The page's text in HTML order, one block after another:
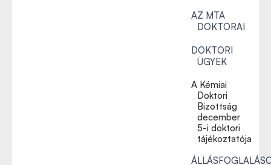
AZ MTA
DOKTORAI
DOKTORI
ÜGYEK
A Kémiai
Doktori
Bizottság
december
5-i doktori
tájékoztatója